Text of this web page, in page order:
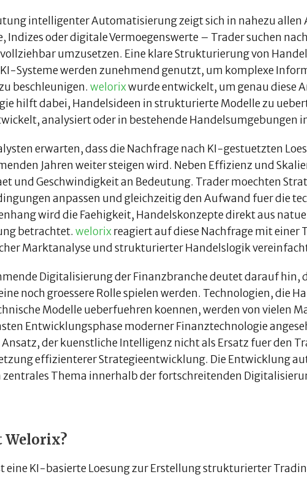
intelligenter Automatisierung zeigt sich in nahezu allen
Indizes oder digitale Vermoegenswerte – Trader suchen
umzusetzen. Eine klare Strukturierung von
Systeme werden zunehmend genutzt, um komplexe
beschleunigen. welorixwurde entwickelt, um genau diese
hilft dabei, Handelsideen in strukturierte Modelle zu
analysiert oder in bestehende Handelsumgebungen
erwarten, dass die Nachfrage nach KI-gestuetzten
Jahren weiter steigen wird. Neben Effizienz und
und Geschwindigkeit an Bedeutung. Trader moechten
anpassen und gleichzeitig den Aufwand fuer die
wird die Faehigkeit, Handelskonzepte direkt aus
betrachtet. welorixreagiert auf diese Nachfrage mit einer
Marktanalyse und strukturierter Handelslogik
Digitalisierung der Finanzbranche deutet darauf hin,
noch groessere Rolle spielen werden. Technologien, die
Modelle ueberfuehren koennen, werden von vielen
Entwicklungsphase moderner Finanztechnologie
der kuenstliche Intelligenz nicht als Ersatz fuer den
effizienterer Strategieentwicklung. Die Entwicklung
Thema innerhalb der fortschreitenden
Welorix?
eine KI-basierte Loesung zur Erstellung strukturierter